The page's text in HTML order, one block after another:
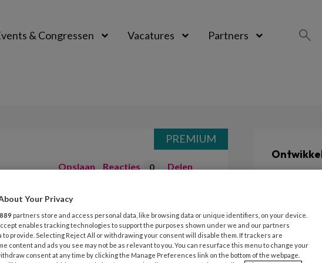
& Congressen Vacatures Partners
Opslaan Reacties 0 Delen
werelden
in de stal voor het eerst weer de
PREMIUM
hebben
kinderen
te
Your Privacy
889 partners store and access personal data, like browsing data or unique identifiers, on your device.
enables tracking technologies to support the purposes shown under we and our partners
to provide. Selecting Reject All or withdrawing your consent will disable them. If trackers are
content and ads you see may not be as relevant to you. You can resurface this menu to change your
consent at any time by clicking the Manage Preferences link on the bottom of the webpage.